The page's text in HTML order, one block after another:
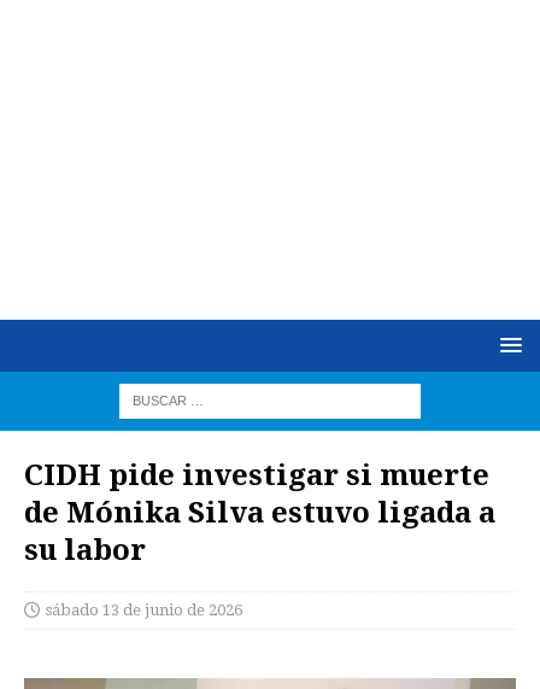
CIDH pide investigar si muerte
de Mónika Silva estuvo ligada a
su labor
sábado 13 de junio de 2026